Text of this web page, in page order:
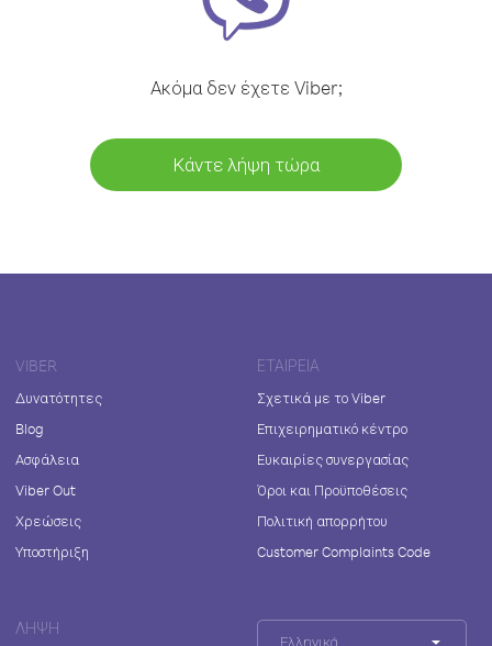
Ακόμα δεν έχετε Viber;
Κάντε λήψη τώρα
VIBER
Δυνατότητες
Blog
Ασφάλεια
Viber Out
Χρεώσεις
Υποστήριξη
ΕΤΑΙΡΕΊΑ
Σχετικά με το Viber
Επιχειρηματικό κέντρο
Ευκαιρίες συνεργασίας
Όροι και Προϋποθέσεις
Πολιτική απορρήτου
Customer Complaints Code
ΛΉΨΗ
Ελληνικά